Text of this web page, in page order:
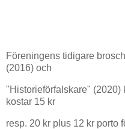
Föreningens tidigare
(2016) och
"Historieförfalskare" (2020)
kostar 15 kr
resp. 20 kr plus 12 kr porto